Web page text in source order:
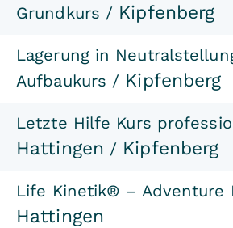
Grundkurs / Kipfenberg
Lagerung in
Aufbaukurs / Kipfenberg
Letzte Hilfe Kurs
Hattingen / Kipfenberg
Life Kinetik® – Adventure
Hattingen